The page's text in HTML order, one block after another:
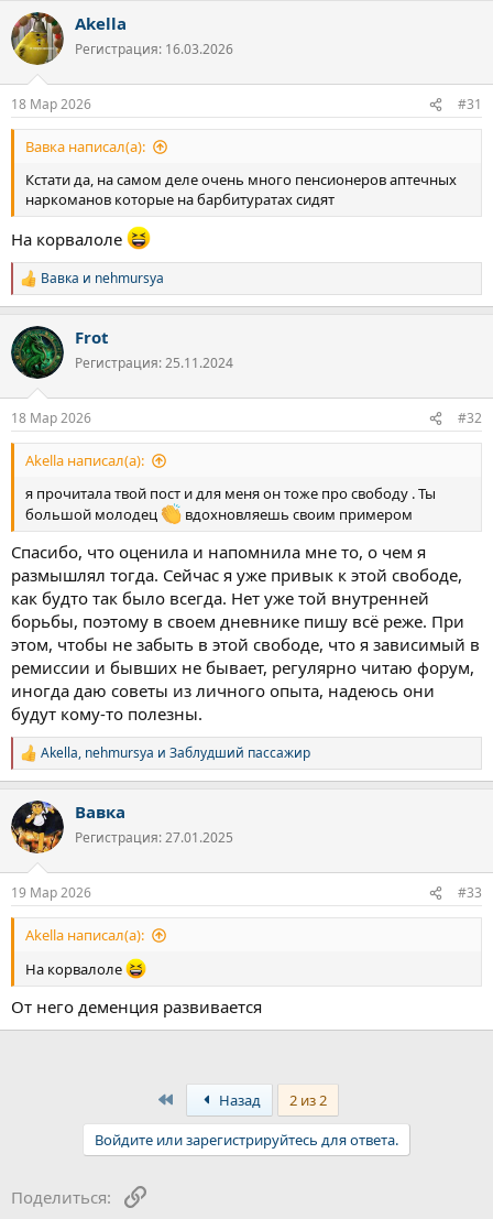
к
ц
и
Akella
Регистрация: 16.03.2026
18 Мар 2026 #31
Вавка написал(а):
Кстати да, на самом деле очень много пенсионеров аптечных
наркоманов которые на барбитуратах сидят
На корвалоле
Р
е
к
ц
и
Вавка и nehmursya
Frot
Регистрация: 25.11.2024
18 Мар 2026 #32
Akella написал(а):
я прочитала твой пост и для меня он тоже про свободу . Ты
большой молодец
вдохновляешь своим примером
Спасибо, что оценила и напомнила мне то, о чем я
размышлял тогда. Сейчас я уже привык к этой свободе,
как будто так было всегда. Нет уже той внутренней
борьбы, поэтому в своем дневнике пишу всё реже. При
этом, чтобы не забыть в этой свободе, что я зависимый в
ремиссии и бывших не бывает, регулярно читаю форум,
иногда даю советы из личного опыта, надеюсь они
будут кому-то полезны.
Р
е
к
ц
и
Akella, nehmursya и Заблудший пассажир
Вавка
Регистрация: 27.01.2025
19 Мар 2026 #33
Akella написал(а):
На корвалоле
От него деменция развивается
Назад
2 из 2
Войдите или зарегистрируйтесь для ответа.
Поделиться: Ссылка